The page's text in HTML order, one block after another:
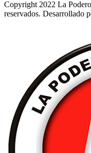
Copyright 2022 La
reservados. Desarrollado